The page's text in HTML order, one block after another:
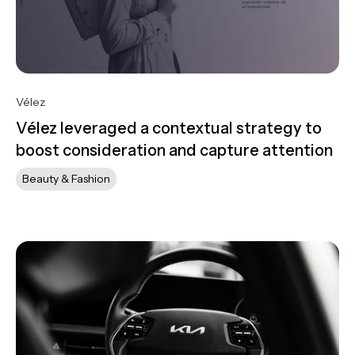
Vélez
Vélez leveraged a contextual strategy to
boost consideration and capture attention
Beauty & Fashion